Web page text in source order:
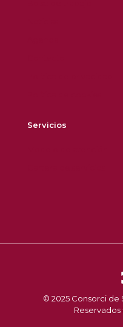
Servicios
© 2025 Consorci de